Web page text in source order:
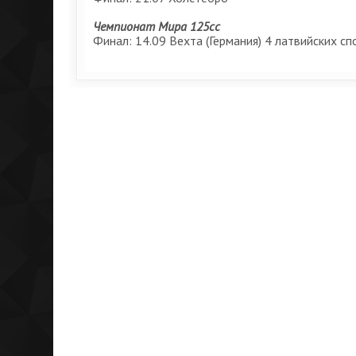
Чемпионат Мира 125сс
Финал: 14.09 Вехта (Германия) 4 латвийских